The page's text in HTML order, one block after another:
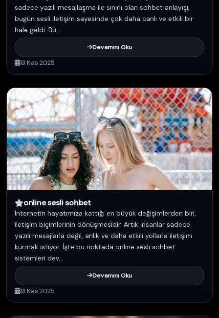
sadece yazılı mesajlaşma ile sınırlı olan sohbet anlayışı,
bugün sesli iletişim sayesinde çok daha canlı ve etkili bir
hale geldi. Bu...
Devamını Oku
13 Kas 2025
online sesli sohbet
İnternetin hayatımıza kattığı en büyük değişimlerden biri,
iletişim biçimlerinin dönüşmesidir. Artık insanlar sadece
yazılı mesajlarla değil, anlık ve daha etkili yollarla iletişim
kurmak istiyor. İşte bu noktada online sesli sohbet
sistemleri dev...
Devamını Oku
13 Kas 2025